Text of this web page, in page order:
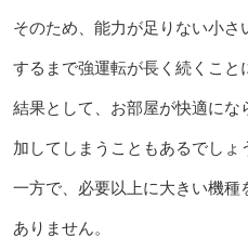
そのため、能力が足りない小
するまで強運転が長く続くこと
結果として、お部屋が快適に
加してしまうこともあるでしょ
一方で、必要以上に大きい機種
ありません。